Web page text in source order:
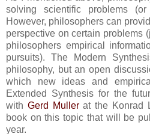
solving scientific problems
However, philosophers can
perspective on certain problems
philosophers empirical
pursuits). The Modern
philosophy, but an open
which new ideas and
Extended Synthesis for the
with Gerd Mullerat the Konrad
book on this topic that will be
year.